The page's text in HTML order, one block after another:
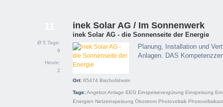
Ø 5 Tage:
9
Heute:
2
inek Solar AG / Im Sonnenwerk
inek Solar AG - die Sonnenseite der Energie
Planung, Installation und
Anlagen. DAS
Ort: 65474 Bischofsheim
Tags:AngebotAnlage EEG Einspeisevergütung Einspeisung
Energien Netzeinspeisung Ökostrom Photovoltaik